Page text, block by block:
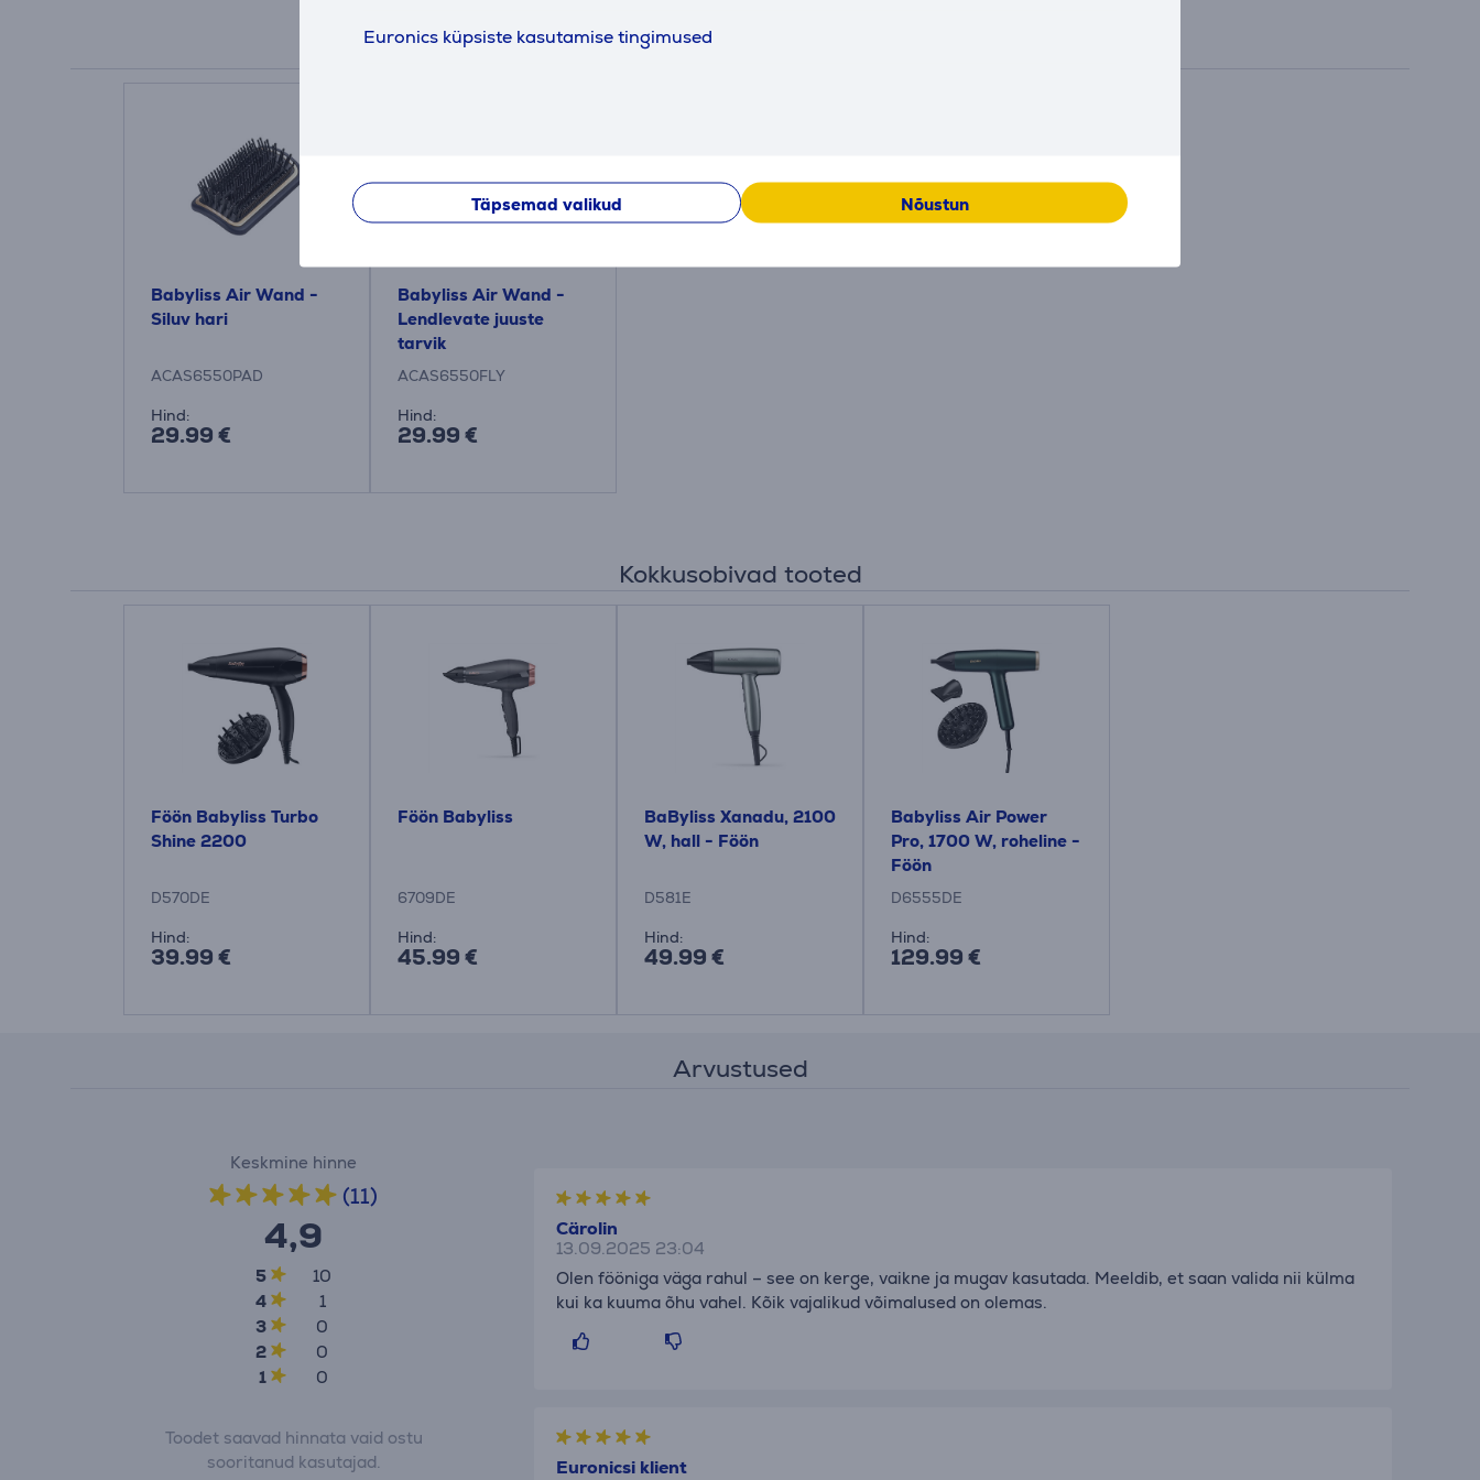
Euronics küpsiste kasutamise tingimused
Täpsemad valikud Nõustun
Tarvikud
Babyliss Air Wand -
Siluv hari
ACAS6550PAD
Hind:
29.99 €
Babyliss Air Wand -
Lendlevate juuste
tarvik
ACAS6550FLY
Hind:
29.99 €
Kokkusobivad tooted
Föön Babyliss Turbo
Shine 2200
D570DE
Hind:
39.99 €
Föön Babyliss
6709DE
Hind:
45.99 €
BaByliss Xanadu, 2100
W, hall - Föön
D581E
Hind:
49.99 €
Babyliss Air Power
Pro, 1700 W, roheline -
Föön
D6555DE
Hind:
129.99 €
Arvustused
Keskmine hinne
(11)
4,9
5
10
4
1
3
0
2
0
1
0
Toodet saavad hinnata vaid ostu
sooritanud kasutajad.
Cärolin
13.09.2025 23:04
Olen fööniga väga rahul – see on kerge, vaikne ja mugav kasutada. Meeldib, et saan valida nii külma
kui ka kuuma õhu vahel. Kõik vajalikud võimalused on olemas.
Euronicsi klient